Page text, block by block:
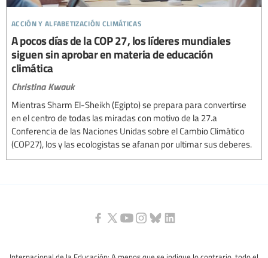
acción y alfabetización climáticas
A pocos días de la COP 27, los líderes mundiales
siguen sin aprobar en materia de educación
climática
Christina Kwauk
Mientras Sharm El-Sheikh (Egipto) se prepara para convertirse
en el centro de todas las miradas con motivo de la 27.a
Conferencia de las Naciones Unidas sobre el Cambio Climático
(COP27), los y las ecologistas se afanan por ultimar sus deberes.